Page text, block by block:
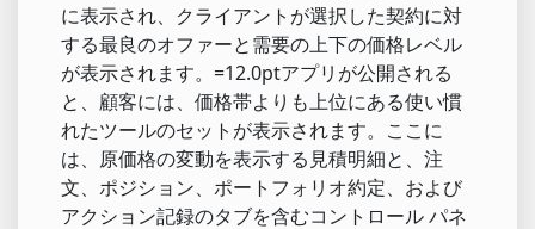
に表示され、クライアントが選択した契約に対
する最良のオファーと需要の上下の価格レベル
が表示されます。=12.0ptアプリが公開される
と、顧客には、価格帯よりも上位にある使い慣
れたツールのセットが表示されます。ここに
は、原価格の変動を表示する見積明細と、注
文、ポジション、ポートフォリオ約定、および
アクション記録のタブを含むコントロール パネ